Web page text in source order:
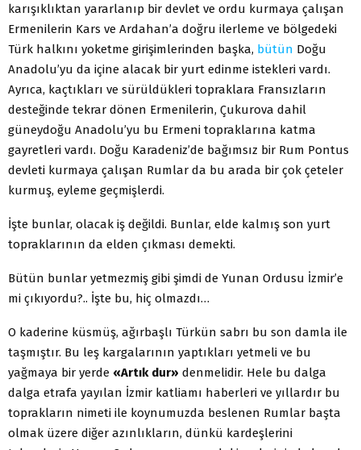
karışıklıktan yararlanıp bir devlet ve ordu kurmaya çalışan
Ermenilerin Kars ve Ardahan’a doğru ilerleme ve bölgedeki
Türk halkını yoketme girişimlerinden başka, bütün Doğu
Anadolu’yu da içine alacak bir yurt edinme istekleri vardı.
Ayrıca, kaçtıkları ve sürüldükleri topraklara Fransızların
desteğinde tekrar dönen Ermenilerin, Çukurova dahil
güneydoğu Anadolu’yu bu Ermeni topraklarına katma
gayretleri vardı. Doğu Karadeniz’de bağımsız bir Rum Pontus
devleti kurmaya çalışan Rumlar da bu arada bir çok çeteler
kurmuş, eyleme geçmişlerdi.
İşte bunlar, olacak iş değildi. Bunlar, elde kalmış son yurt
topraklarının da elden çıkması demekti.
Bütün bunlar yetmezmiş gibi şimdi de Yunan Ordusu İzmir’e
mi çıkıyordu?.. İşte bu, hiç olmazdı…
O kaderine küsmüş, ağırbaşlı Türkün sabrı bu son damla ile
taşmıştır. Bu leş kargalarının yaptıkları yetmeli ve bu
yağmaya bir yerde «Artık dur» denmelidir. Hele bu dalga
dalga etrafa yayılan İzmir katliamı haberleri ve yıllardır bu
toprakların nimeti ile koynumuzda beslenen Rumlar başta
olmak üzere diğer azınlıkların, dünkü kardeşlerini